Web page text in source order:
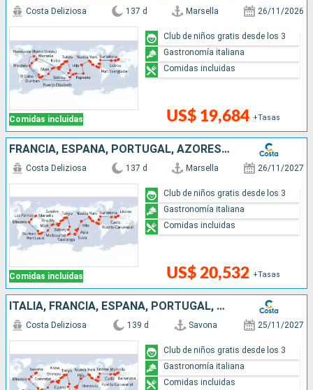
Comidas incluidas
Costa Deliziosa 137 d Marsella 26/11/2026
US$ 19,684 +Tasas
Club de niños gratis desde los 3
Gastronomía italiana
Comidas incluidas
FRANCIA, ESPAÑA, PORTUGAL, AZORES, ESTADOS UNIDOS, FLORIDA (USA), PANAMA, MÉJICO, ESTADOS UNITOS, HAWÁI, NUEVA ZELANDA, AUSTRALIA, JAPÓN, MALASIA, SUDÁFRICA
Comidas incluidas
Costa Deliziosa 137 d Marsella 26/11/2027
US$ 20,532 +Tasas
Club de niños gratis desde los 3
Gastronomía italiana
Comidas incluidas
ITALIA, FRANCIA, ESPAÑA, PORTUGAL, AZORES, ESTADOS UNIDOS, FLORIDA (USA), PANAMA, ESTADOS UNITOS, HAWÁI, NUEVA ZELANDA, AUSTRALIA, JAPÓN, MALASIA, SUDÁFRICA
Costa Deliziosa 139 d Savona 25/11/2027
Club de niños gratis desde los 3
Gastronomía italiana
Comidas incluidas